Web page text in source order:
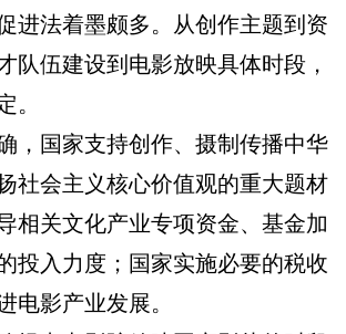
进法着墨颇多。从创作主题到资
队伍建设到电影放映具体时段，
国家支持创作、摄制传播中华
社会主义核心价值观的重大题材
相关文化产业专项资金、基金加
投入力度；国家实施必要的税收
电影产业发展。